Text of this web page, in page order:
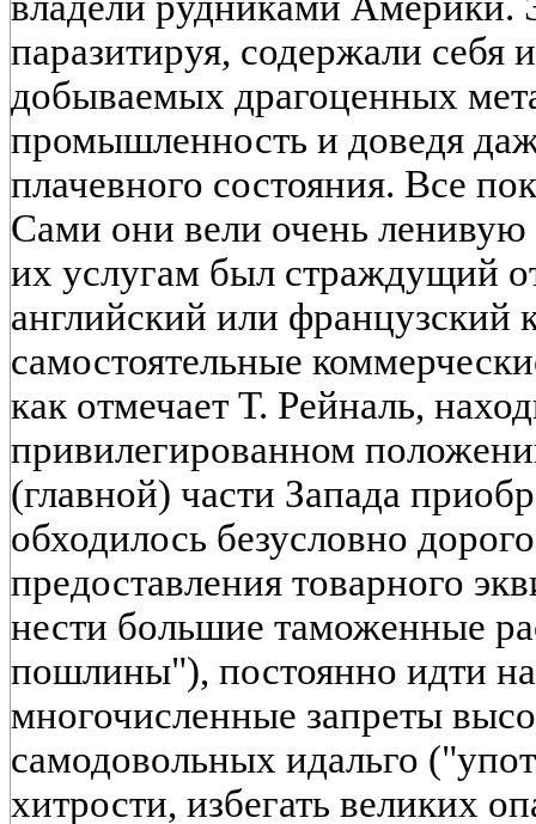
паразитируя, содержали себя
добываемых драгоценных
промышленность и доведя
плачевного состояния. Все
Сами они вели очень
их услугам был страждущий
английский или французский
самостоятельные
как отмечает Т. Рейналь,
привилегированном
(главной) части Запада
обходилось безусловно
предоставления товарного
нести большие таможенные
пошлины"), постоянно идти
многочисленные запреты
самодовольных идальго
хитрости, избегать великих